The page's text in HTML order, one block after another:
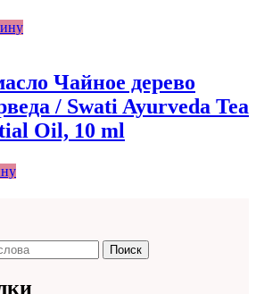
Чайное дерево
/ Swati Ayurveda Tea
Oil, 10 ml
Поиск